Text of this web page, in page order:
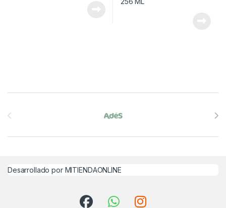
Desarrollado por MITIENDAONLINE